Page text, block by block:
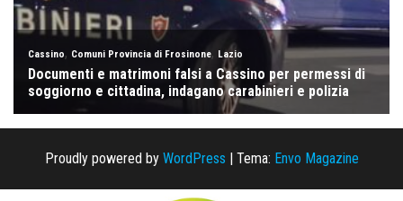
Proudly powered by WordPress Tema: Envo Magazine